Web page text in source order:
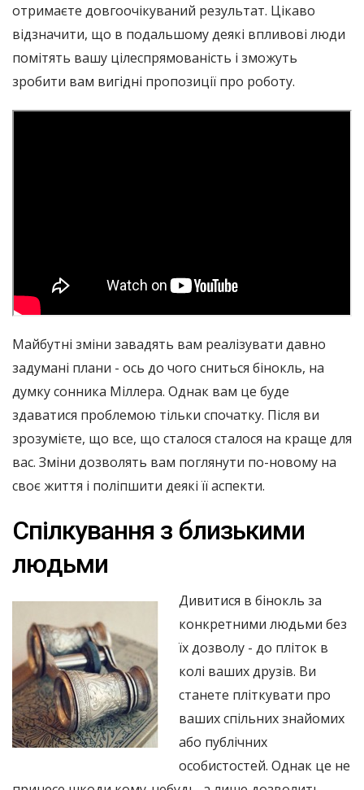
отримаєте довгоочікуваний результат. Цікаво
відзначити, що в подальшому деякі впливові люди
помітять вашу цілеспрямованість і зможуть
зробити вам вигідні пропозиції про роботу.
Майбутні зміни завадять вам реалізувати давно
задумані плани - ось до чого сниться бінокль, на
думку сонника Міллера. Однак вам це буде
здаватися проблемою тільки спочатку. Після ви
зрозумієте, що все, що сталося сталося на краще для
вас. Зміни дозволять вам поглянути по-новому на
своє життя і поліпшити деякі її аспекти.
Спілкування з близькими
людьми
Дивитися в бінокль за
конкретними людьми без
їх дозволу - до пліток в
колі ваших друзів. Ви
станете пліткувати про
ваших спільних знайомих
або публічних
особистостей. Однак це не